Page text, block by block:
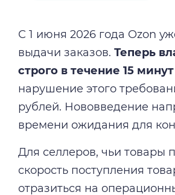
С 1 июня 2026 года Ozon
выдачи заказов. Теперь
строго в течение 15
нарушение этого
рублей. Нововведение
времени ожидания для
Для селлеров, чьи товары
скорость поступления
отразиться на